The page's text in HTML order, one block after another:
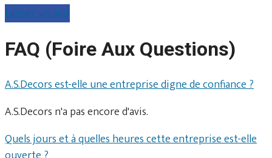
Laisser un avis
FAQ (Foire Aux Questions)
A.S.Decors est-elle une entreprise digne de confiance ?
A.S.Decors n'a pas encore d'avis.
Quels jours et à quelles heures cette entreprise est-elle